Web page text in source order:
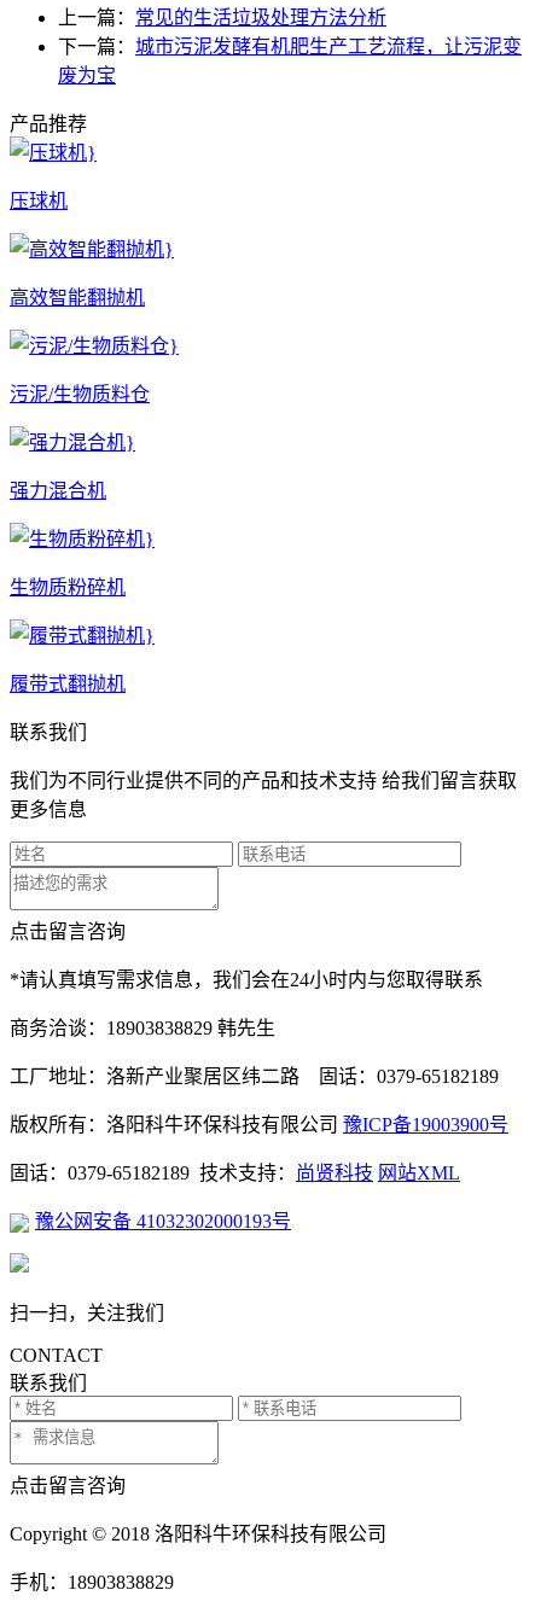
上一篇： 常见的生活垃圾处理方法分析
下一篇： 城市污泥发酵有机肥生产工艺流程，让污泥变
废为宝
产品推荐
压球机
高效智能翻抛机
污泥/生物质料仓
强力混合机
生物质粉碎机
履带式翻抛机
联系我们
我们为不同行业提供不同的产品和技术支持 给我们留言获取
更多信息
点击留言咨询
*请认真填写需求信息，我们会在24小时内与您取得联系
商务洽谈：18903838829 韩先生
工厂地址：洛新产业聚居区纬二路 固话：0379-65182189
版权所有：洛阳科牛环保科技有限公司 豫ICP备19003900号
固话：0379-65182189 技术支持： 尚贤科技 网站XML
豫公网安备 41032302000193号
扫一扫，关注我们
CONTACT
联系我们
点击留言咨询
Copyright © 2018 洛阳科牛环保科技有限公司
手机：18903838829